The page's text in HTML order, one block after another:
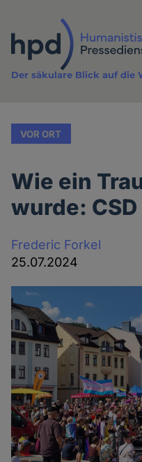
Inhalt
Der säkulare Blick auf die
VOR ORT
Wie ein
wurde:
Frederic Forkel
25.07.2024